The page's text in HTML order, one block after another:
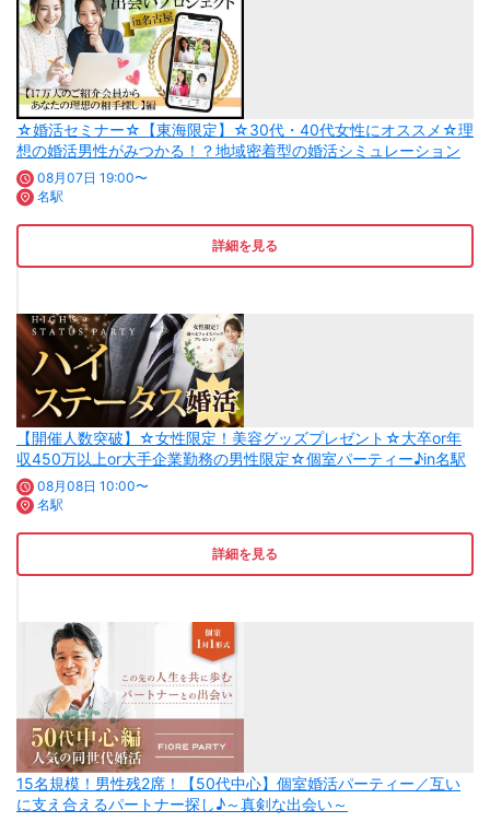
☆婚活セミナー☆【東海限定】☆30代・40代女性にオススメ☆理
想の婚活男性がみつかる！？地域密着型の婚活シミュレーション
08月07日 19:00〜
名駅
詳細を見る
【開催人数突破】☆女性限定！美容グッズプレゼント☆大卒or年
収450万以上or大手企業勤務の男性限定☆個室パーティー♪in名駅
08月08日 10:00〜
名駅
詳細を見る
15名規模！男性残2席！【50代中心】個室婚活パーティー／互い
に支え合えるパートナー探し♪～真剣な出会い～